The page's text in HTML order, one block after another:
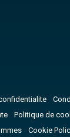
Politique de
Cookie